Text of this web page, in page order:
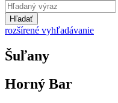
Hľadať
rozšírené vyhľadávanie
Šuľany
Horný Bar